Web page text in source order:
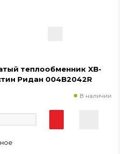
теплообменник XB-
Ридан 004B2042R
В наличии